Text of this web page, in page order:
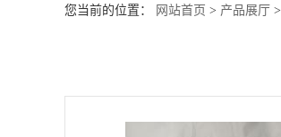
您当前的位置： 网站首页 > 产品展厅 >